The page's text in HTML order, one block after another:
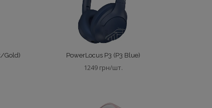
Gold) PowerLocus P3 (P3 Blue)
1249 грн/шт.